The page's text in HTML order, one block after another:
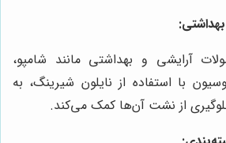
آرایشی و بهداشتی مانند شامپو،
با استفاده از نایلون شیرینگ، به
از نشت آن‌ها کمک می‌کند.